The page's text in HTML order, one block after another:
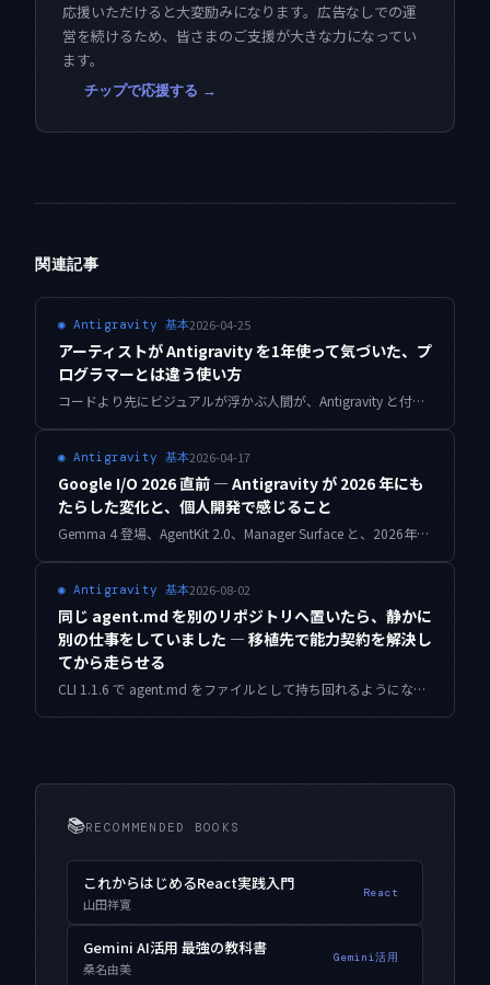
応援いただけると大変励みになります。広告なしでの運
営を続けるため、皆さまのご支援が大きな力になってい
ます。
チップで応援する →
関連記事
◉ Antigravity 基本2026-04-25
アーティストが Antigravity を1年使って気づいた、プ
ログラマーとは違う使い方
コードより先にビジュアルが浮かぶ人間が、Antigravity と付き合ってわかったこと。アーティスト視点で見えてくるAIコーディングツールの強さと、正直なところの弱さ。
◉ Antigravity 基本2026-04-17
Google I/O 2026 直前 — Antigravity が 2026 年にも
たらした変化と、個人開発で感じること
Gemma 4 登場、AgentKit 2.0、Manager Surface と、2026年上半期だけで Antigravity は大きく進化しました。Google I/O 2026 を前に、個人開発の現場から見た変化と、これから注目すべき点を整理します。
◉ Antigravity 基本2026-08-02
同じ agent.md を別のリポジトリへ置いたら、静かに
別の仕事をしていました — 移植先で能力契約を解決し
てから走らせる
CLI 1.1.6 で agent.md をファイルとして持ち回れるようになりました。同じ定義を8つのリポジトリへ置き、走らせる前に前提が揃っているかを解決する仕組みを実装し、素朴な確認器との差を実測しています。
📚RECOMMENDED BOOKS
これからはじめるReact実践入門
山田祥寛
React
Gemini AI活用 最強の教科書
桑名由美
Gemini活用